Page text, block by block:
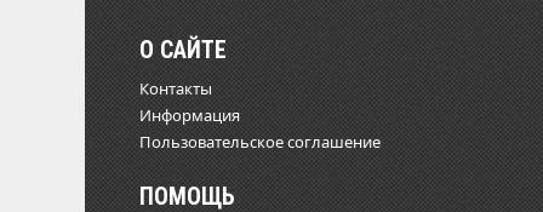
О САЙТЕ
Контакты
Информация
Пользовательское соглашение
ПОМОЩЬ